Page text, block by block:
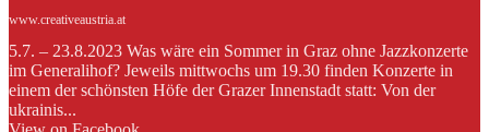
www.creativeaustria.at
5.7. – 23.8.2023 Was wäre ein Sommer in Graz ohne Jazzkonzerte
im Generalihof? Jeweils mittwochs um 19.30 finden Konzerte in
einem der schönsten Höfe der Grazer Innenstadt statt: Von der
ukrainis...